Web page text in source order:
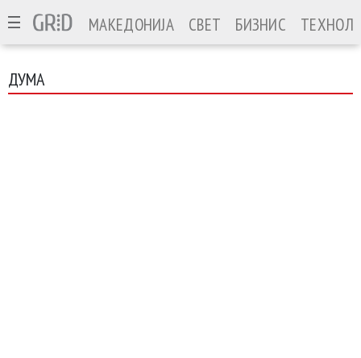
МАКЕДОНИЈА СВЕТ БИЗНИС
ДУМА